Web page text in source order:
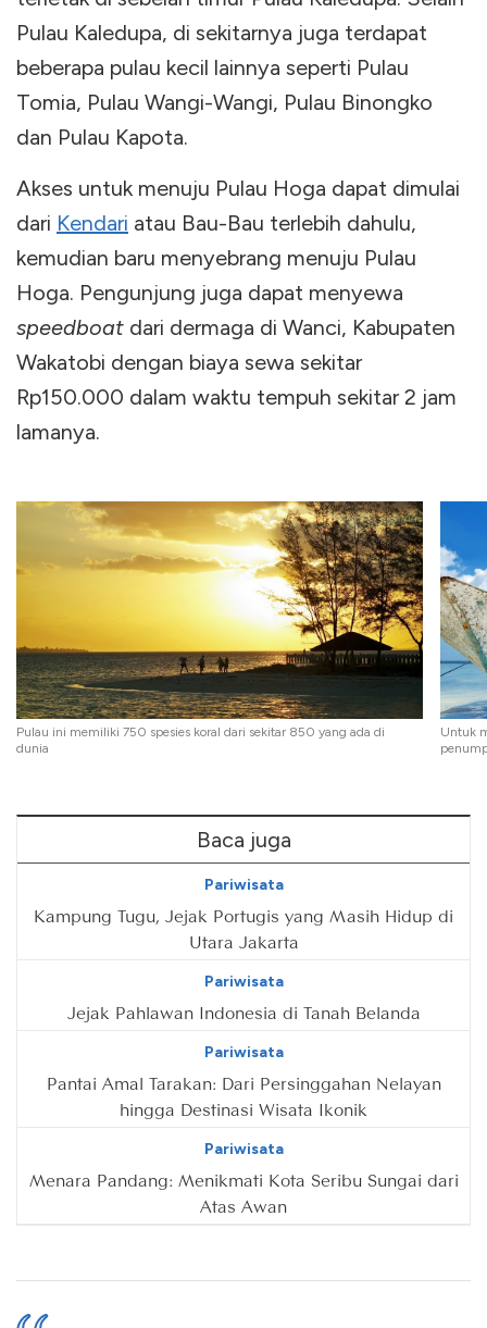
Pulau Kaledupa, di sekitarnya juga terdapat
beberapa pulau kecil lainnya seperti Pulau
Tomia, Pulau Wangi-Wangi, Pulau Binongko
dan Pulau Kapota.
Akses untuk menuju Pulau Hoga dapat dimulai
dari Kendari atau Bau-Bau terlebih dahulu,
kemudian baru menyebrang menuju Pulau
Hoga. Pengunjung juga dapat menyewa
speedboat dari dermaga di Wanci, Kabupaten
Wakatobi dengan biaya sewa sekitar
Rp150.000 dalam waktu tempuh sekitar 2 jam
lamanya.
Pulau ini memiliki 750 spesies koral dari sekitar 850 yang ada di
dunia
Untuk
Baca juga
Pariwisata
Kampung Tugu, Jejak Portugis yang Masih Hidup di
Utara Jakarta
Pariwisata
Jejak Pahlawan Indonesia di Tanah Belanda
Pariwisata
Pantai Amal Tarakan: Dari Persinggahan Nelayan
hingga Destinasi Wisata Ikonik
Pariwisata
Menara Pandang: Menikmati Kota Seribu Sungai dari
Atas Awan